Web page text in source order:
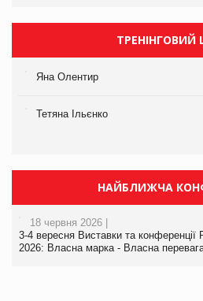
ТРЕНІНГОВИЙ
Яна Олентир
Тетяна Ільєнко
НАЙБЛИЖЧА
18 червня 2026 |
3-4 вересня Виставки та
2026: Власна марка - Власна